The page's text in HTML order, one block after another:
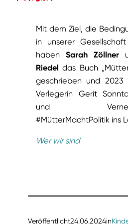
Mit dem Ziel, die
in unserer
haben Sarah Zöllner
Riedel das Buch
geschrieben und 2023
Verlegerin Gerit
und
#MütterMachtPolitik ins
Wer wir sind
Veröffentlicht24.06.2024in